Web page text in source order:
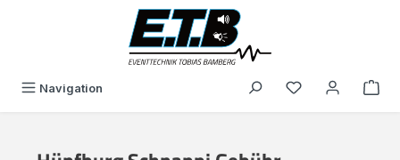
Navigation Du hast 0